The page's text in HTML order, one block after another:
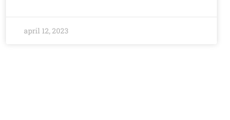
april 12, 2023